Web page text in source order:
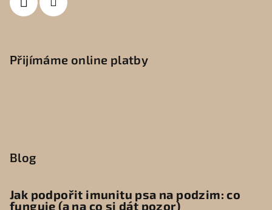
Přijímáme online platby
Blog
Jak podpořit imunitu psa na podzim: co
funguje (a na co si dát pozor)